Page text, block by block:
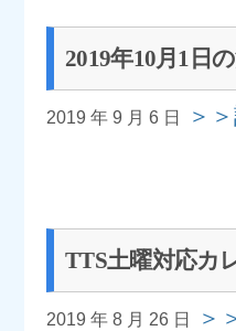
2019年10月1日
2019 年 9 月 6 日 ＞
TTS土曜対応カ
2019 年 8 月 26 日 ＞